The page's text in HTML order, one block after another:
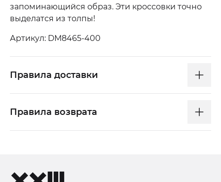
запоминающийся образ. Эти кроссовки точно
выделатся из толпы!
Артикул: DM8465-400
Правила доставки
Правила возврата